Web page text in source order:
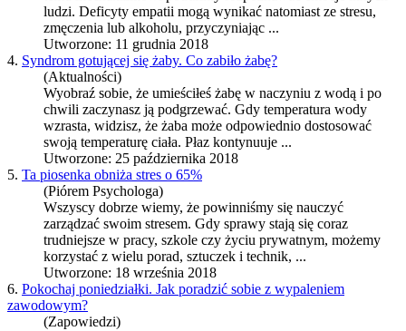
ludzi. Deficyty empatii mogą wynikać natomiast ze stresu,
zmęczenia lub alkoholu, przyczyniając ...
Utworzone: 11 grudnia 2018
4. Syndrom gotującej się żaby. Co zabiło żabę?
(Aktualności)
Wyobraź sobie, że umieściłeś żabę w naczyniu z wodą i po
chwili zaczynasz ją podgrzewać. Gdy temperatura wody
wzrasta, widzisz, że żaba może odpowiednio dostosować
swoją temperaturę ciała. Płaz kontynuuje ...
Utworzone: 25 października 2018
5. Ta piosenka obniża stres o 65%
(Piórem Psychologa)
Wszyscy dobrze wiemy, że powinniśmy się nauczyć
zarządzać swoim stresem. Gdy sprawy stają się coraz
trudniejsze w pracy, szkole czy życiu prywatnym, możemy
korzystać z wielu porad, sztuczek i technik, ...
Utworzone: 18 września 2018
6. Pokochaj poniedziałki. Jak poradzić sobie z wypaleniem
zawodowym?
(Zapowiedzi)